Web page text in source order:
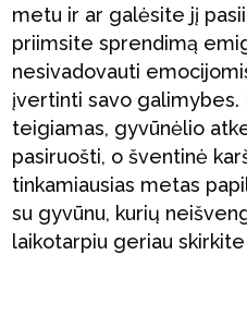
metu ir ar galėsite jį
priimsite sprendimą
nesivadovauti
įvertinti savo galimybes.
teigiamas, gyvūnėlio
pasiruošti, o šventinė
tinkamiausias metas
su gyvūnu, kurių
laikotarpiu geriau